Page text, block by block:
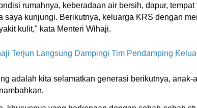
rumahnya, keberadaan air bersih, dapur,
saya kunjungi. Berikutnya, keluarga KRS dengan
kulit," kata Menteri Wihaji.
Terjun Langsung Dampingi Tim Pendamping
adalah kita selamatkan generasi berikutnya,